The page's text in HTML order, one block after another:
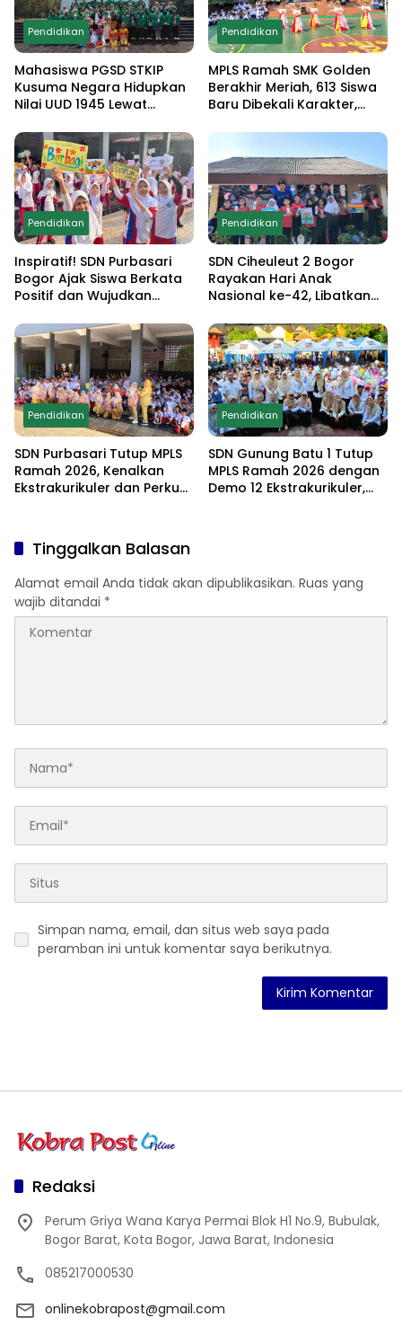
Pendidikan
Mahasiswa PGSD STKIP
Kusuma Negara Hidupkan
Nilai UUD 1945 Lewat
Monumen Pancasila Sakti
Pendidikan
MPLS Ramah SMK Golden
Berakhir Meriah, 613 Siswa
Baru Dibekali Karakter,
hingga Demo
Ekstrakurikuler
Pendidikan
Inspiratif! SDN Purbasari
Bogor Ajak Siswa Berkata
Positif dan Wujudkan
Pendidikan
SDN Ciheuleut 2 Bogor
Rayakan Hari Anak
Nasional ke-42, Libatkan
Lomba Edukatif untuk
Cetak Generasi
Berprestasi
Pendidikan
SDN Purbasari Tutup MPLS
Ramah 2026, Kenalkan
Ekstrakurikuler dan Perkuat
Pendidikan
SDN Gunung Batu 1 Tutup
MPLS Ramah 2026 dengan
Demo 12 Ekstrakurikuler,
Tinggalkan Balasan
Alamat email Anda tidak akan dipublikasikan. Ruas yang
wajib ditandai *
Simpan nama, email, dan situs web saya pada
peramban ini untuk komentar saya berikutnya.
Redaksi
Perum Griya Wana Karya Permai Blok H1 No.9, Bubulak,
Bogor Barat, Kota Bogor, Jawa Barat, Indonesia
085217000530
onlinekobrapost@gmail.com